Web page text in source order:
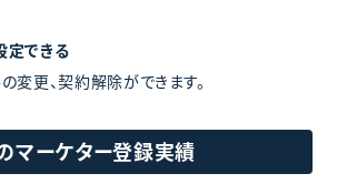
定できる
変更、契約解除ができます。
マーケター登録実績